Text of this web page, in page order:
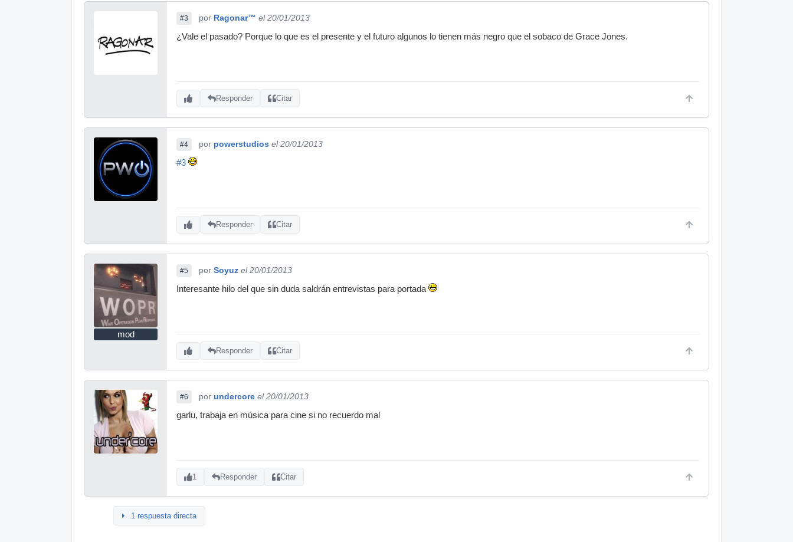
#3 por Ragonar™ el 20/01/2013
¿Vale el pasado? Porque lo que es el presente y el futuro algunos lo tienen más negro que el sobaco de Grace Jones.
Responder Citar
#4 por powerstudios el 20/01/2013
#3
Responder Citar
mod
#5 por Soyuz el 20/01/2013
Interesante hilo del que sin duda saldrán entrevistas para portada
Responder Citar
#6 por undercore el 20/01/2013
garlu, trabaja en música para cine si no recuerdo mal
1 Responder Citar
1 respuesta directa